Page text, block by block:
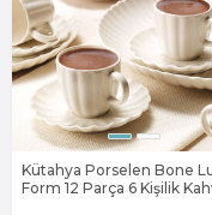
Kütahya Porselen Bone
Form 12 Parça 6 Kişilik